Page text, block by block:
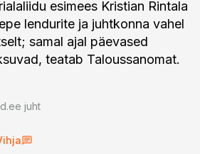
esimees Kristian Rintala
lendurite ja juhtkonna vahel
samal ajal päevased
teatab Taloussanomat.
juht